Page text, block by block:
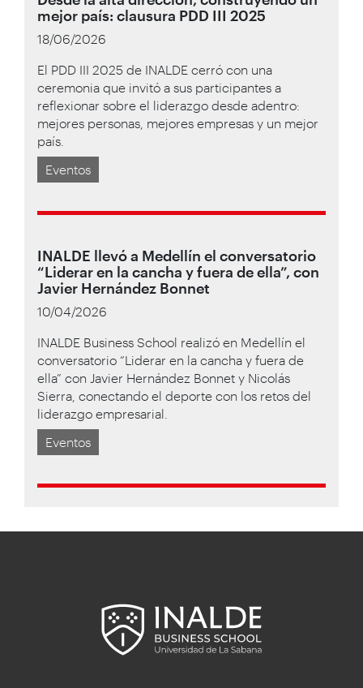
mejor país: clausura PDD III 2025
18/06/2026
El PDD III 2025 de INALDE cerró con una
ceremonia que invitó a sus participantes a
reflexionar sobre el liderazgo desde adentro:
mejores personas, mejores empresas y un mejor
país.
Eventos
INALDE llevó a Medellín el conversatorio
“Liderar en la cancha y fuera de ella”, con
Javier Hernández Bonnet
10/04/2026
INALDE Business School realizó en Medellín el
conversatorio “Liderar en la cancha y fuera de
ella” con Javier Hernández Bonnet y Nicolás
Sierra, conectando el deporte con los retos del
liderazgo empresarial.
Eventos